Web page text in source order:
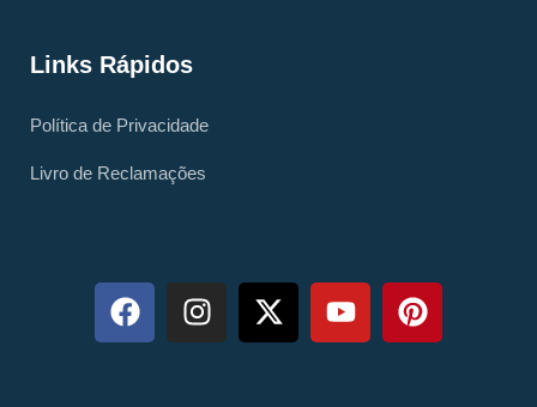
Links Rápidos
Política de Privacidade
Livro de Reclamações